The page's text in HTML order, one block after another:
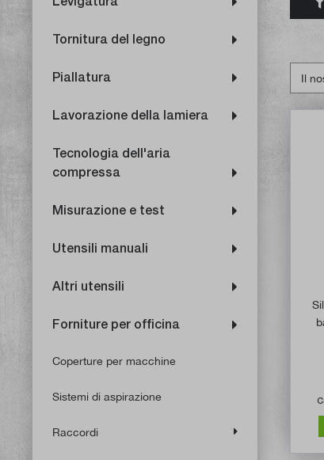
Tornitura del legno
Piallatura
Lavorazione della lamiera
Tecnologia dell'aria
compressa
Misurazione e test
Utensili manuali
Altri utensili
Forniture per officina
Coperture per macchine
Sistemi di aspirazione
Raccordi